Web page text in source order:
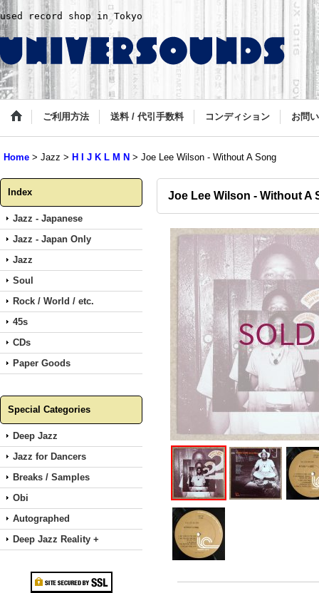
used record shop in Tokyo
ご利用方法 送料 / 代引手数料 コンディション お問
Home > Jazz > H I J K L M N > Joe Lee Wilson - Without A Song
Index
Jazz - Japanese
Jazz - Japan Only
Jazz
Soul
Rock / World / etc.
45s
CDs
Paper Goods
Special Categories
Deep Jazz
Jazz for Dancers
Breaks / Samples
Obi
Autographed
Deep Jazz Reality +
Joe Lee Wilson - Without A